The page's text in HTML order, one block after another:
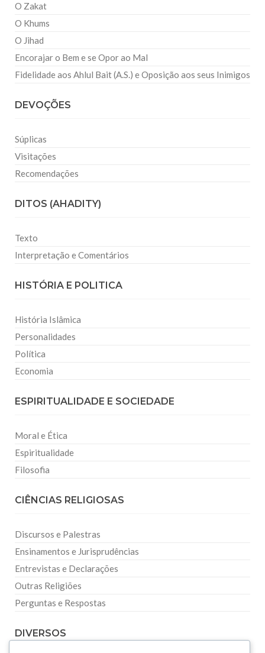
O Zakat
O Khums
O Jihad
Encorajar o Bem e se Opor ao Mal
Fidelidade aos Ahlul Bait (A.S.) e Oposição aos seus Inimigos
DEVOÇÕES
Súplicas
Visitações
Recomendações
DITOS (AHADITY)
Texto
Interpretação e Comentários
HISTÓRIA E POLITICA
História Islâmica
Personalidades
Política
Economia
ESPIRITUALIDADE E SOCIEDADE
Moral e Ética
Espiritualidade
Filosofia
CIÊNCIAS RELIGIOSAS
Discursos e Palestras
Ensinamentos e Jurisprudências
Entrevistas e Declarações
Outras Religiões
Perguntas e Respostas
DIVERSOS